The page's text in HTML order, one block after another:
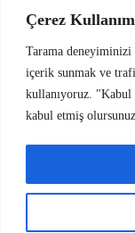
Çerez
Tarama
içerik sunmak ve
kullanıyoruz. "Kabul
kabul etmiş olursunuz.
İletişim
05300956242